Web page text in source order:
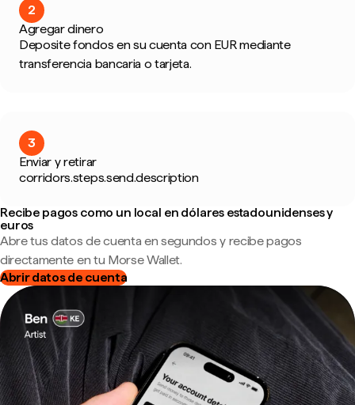
2
Agregar dinero
Deposite fondos en su cuenta con EUR mediante
transferencia bancaria o tarjeta.
3
Enviar y retirar
corridors.steps.send.description
Recibe pagos como un local en dólares estadounidenses y
euros
Abre tus datos de cuenta en segundos y recibe pagos
directamente en tu Morse Wallet.
Abrir datos de cuenta